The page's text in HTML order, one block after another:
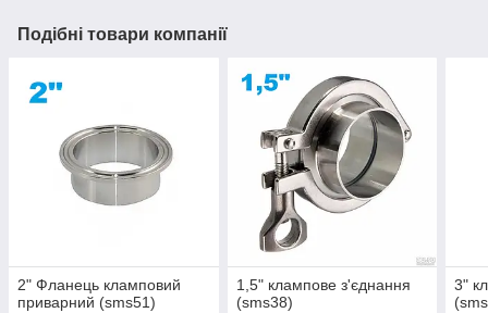
Подібні товари компанії
2" Фланець кламповий
приварний (sms51)
1,5" клампове з'єднання
(sms38)
3"